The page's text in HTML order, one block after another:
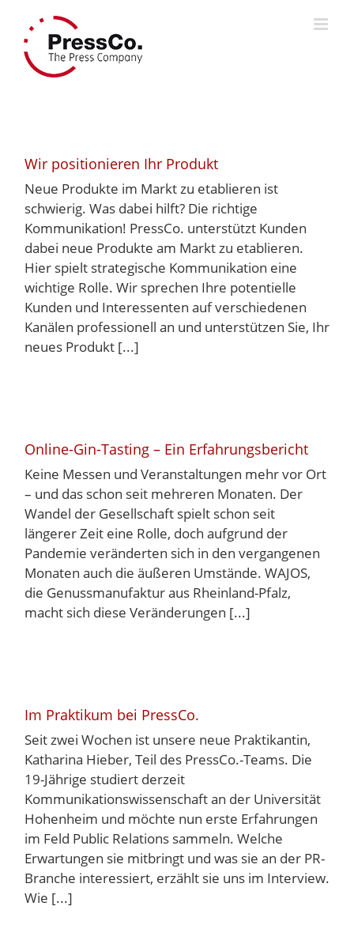
content
Wir positionieren Ihr Produkt
Neue Produkte im Markt zu etablieren ist
schwierig. Was dabei hilft? Die richtige
Kommunikation! PressCo. unterstützt Kunden
dabei neue Produkte am Markt zu etablieren.
Hier spielt strategische Kommunikation eine
wichtige Rolle. Wir sprechen Ihre potentielle
Kunden und Interessenten auf verschiedenen
Kanälen professionell an und unterstützen Sie, Ihr
neues Produkt [...]
Online-Gin-Tasting – Ein Erfahrungsbericht
Keine Messen und Veranstaltungen mehr vor Ort
– und das schon seit mehreren Monaten. Der
Wandel der Gesellschaft spielt schon seit
längerer Zeit eine Rolle, doch aufgrund der
Pandemie veränderten sich in den vergangenen
Monaten auch die äußeren Umstände. WAJOS,
die Genussmanufaktur aus Rheinland-Pfalz,
macht sich diese Veränderungen [...]
Im Praktikum bei PressCo.
Seit zwei Wochen ist unsere neue Praktikantin,
Katharina Hieber, Teil des PressCo.-Teams. Die
19-Jährige studiert derzeit
Kommunikationswissenschaft an der Universität
Hohenheim und möchte nun erste Erfahrungen
im Feld Public Relations sammeln. Welche
Erwartungen sie mitbringt und was sie an der PR-
Branche interessiert, erzählt sie uns im Interview.
Wie [...]